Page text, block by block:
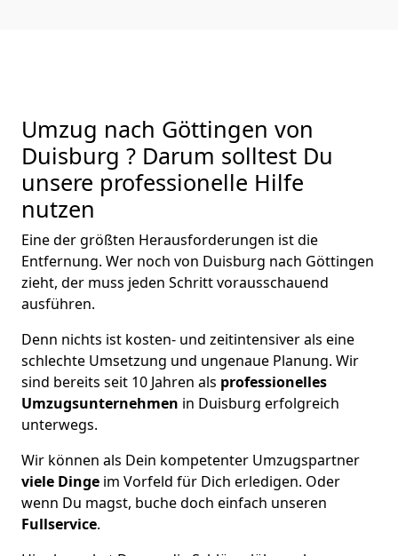
Umzug nach Göttingen von
Duisburg ? Darum solltest Du
unsere professionelle Hilfe
nutzen
Eine der größten Herausforderungen ist die
Entfernung. Wer noch von Duisburg nach Göttingen
zieht, der muss jeden Schritt vorausschauend
ausführen.
Denn nichts ist kosten- und zeitintensiver als eine
schlechte Umsetzung und ungenaue Planung. Wir
sind bereits seit 10 Jahren als professionelles
Umzugsunternehmen in Duisburg erfolgreich
unterwegs.
Wir können als Dein kompetenter Umzugspartner
viele Dinge im Vorfeld für Dich erledigen. Oder
wenn Du magst, buche doch einfach unseren
Fullservice.